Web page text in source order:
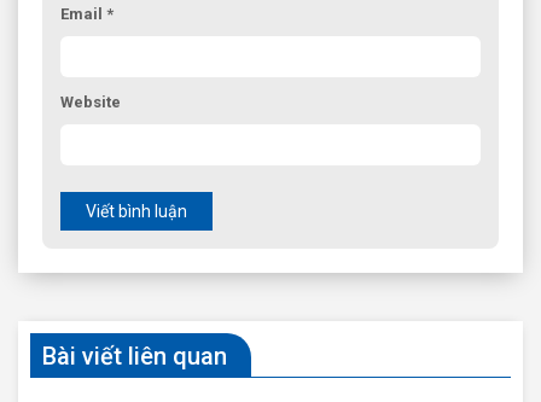
Email *
Website
Viết bình luận
Bài viết liên quan